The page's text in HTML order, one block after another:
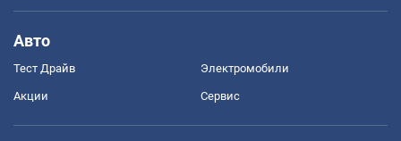
Авто
Тест Драйв Электромобили
Акции Сервис